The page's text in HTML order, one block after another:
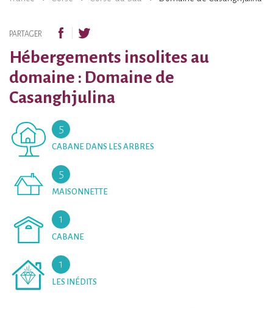
PARTAGER
Hébergements insolites au
domaine : Domaine de
Casanghjulina
5
CABANE DANS LES ARBRES
5
MAISONNETTE
1
CABANE
1
LES INÉDITS